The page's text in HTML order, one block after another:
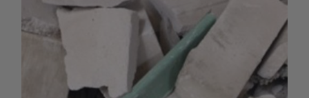
mehrere
Varianten
Optionen
können